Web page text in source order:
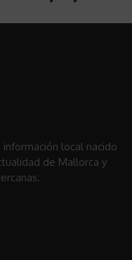
local nacido
de Mallorca y